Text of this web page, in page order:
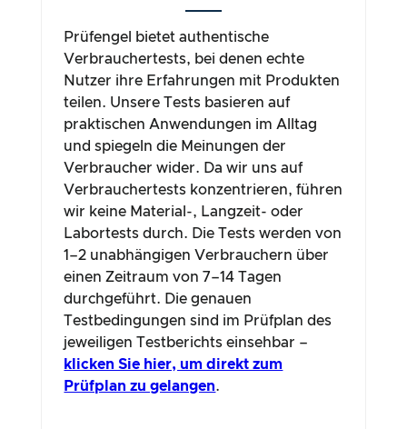
Prüfengel bietet authentische
Verbrauchertests, bei denen echte
Nutzer ihre Erfahrungen mit Produkten
teilen. Unsere Tests basieren auf
praktischen Anwendungen im Alltag
und spiegeln die Meinungen der
Verbraucher wider. Da wir uns auf
Verbrauchertests konzentrieren, führen
wir keine Material-, Langzeit- oder
Labortests durch. Die Tests werden von
1–2 unabhängigen Verbrauchern über
einen Zeitraum von 7–14 Tagen
durchgeführt. Die genauen
Testbedingungen sind im Prüfplan des
jeweiligen Testberichts einsehbar –
klicken Sie hier, um direkt zum
Prüfplan zu gelangen.